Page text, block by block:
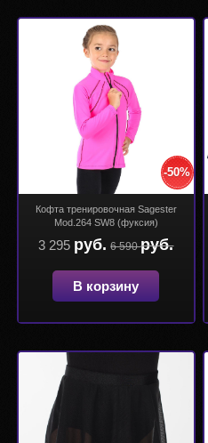
-50%
Кофта тренировочная Sagester
Mod.264 SW8 (фуксия)
3 295 руб. 6 590руб.
В корзину